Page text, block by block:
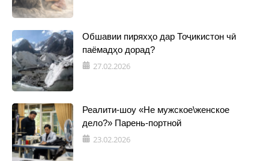
Обшавии пиряхҳо дар Тоҷикистон чӣ
паёмадҳо дорад?
27.02.2026
Реалити-шоу «Не мужское\женское
дело?» Парень-портной
23.02.2026